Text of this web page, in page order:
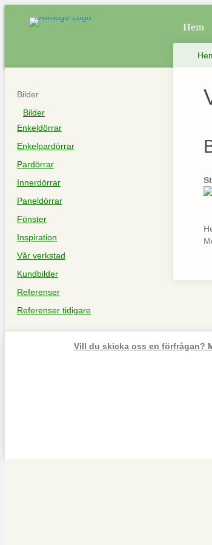
Hem
Bilder
Bilder
Enkeldörrar
Enkelpardörrar
Pardörrar
Innerdörrar
Paneldörrar
Fönster
Inspiration
Vår verkstad
Kundbilder
Referenser
Referenser tidigare
Vill du skicka oss en förfrågan?